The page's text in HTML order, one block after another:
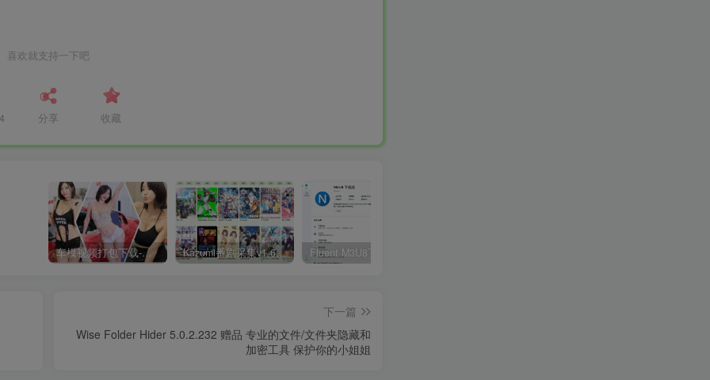
喜欢就支持一下吧
分享 收藏
车模视频打包下载-高清无水印版 Kazumi番剧采集v1.6.9：支持自定义规则+在线观看+弹幕，跨平台下载
下一篇
Wise Folder Hider 5.0.2.232 赠品 专业的文件/文件夹隐藏和
加密工具 保护你的小姐姐